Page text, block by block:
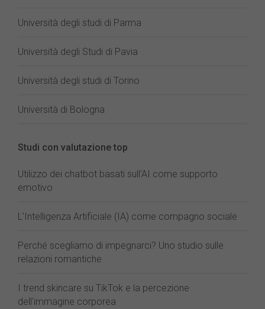
Università degli studi di Parma
Università degli Studi di Pavia
Università degli studi di Torino
Università di Bologna
Studi con valutazione top
Utilizzo dei chatbot basati sull'AI come supporto
emotivo
L'Intelligenza Artificiale (IA) come compagno sociale
Perché scegliamo di impegnarci? Uno studio sulle
relazioni romantiche
I trend skincare su TikTok e la percezione
dell'immagine corporea